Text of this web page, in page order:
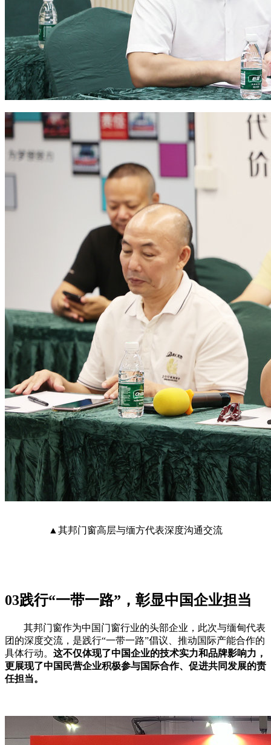
▲ 其邦门窗高层与缅方代表深度沟通交流
03践行“一带一路”，彰显中国企业担当
其邦门窗作为中国门窗行业的头部企业，此次与缅甸代表
团的深度交流，是践行“一带一路”倡议、推动国际产能合作的
具体行动。 这不仅体现了中国企业的技术实力和品牌影响力，
更展现了中国民营企业积极参与国际合作、促进共同发展的责
任担当。